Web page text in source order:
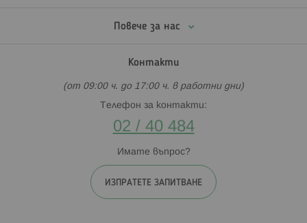
Повече за нас
Контакти
(от 09:00 ч. до 17:00 ч. в работни дни)
Телефон за контакти:
02 / 40 484
Имате въпрос?
ИЗПРАТЕТЕ ЗАПИТВАНЕ